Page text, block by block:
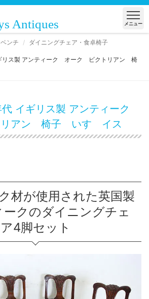
Antiques メニュー
ンチ
ダイニングチェア・食卓椅子
ス製 アンティーク オーク ビクトリアン 椅
イギリス製 アンティーク
リアン 椅子 いす イス
材が使用された英国製
クのダイニングチェ
ア4脚セット